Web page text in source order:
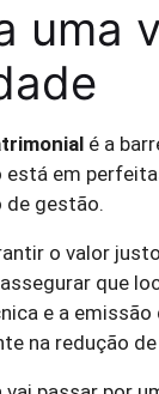
uma
é a
está em
de gestão.
o valor
que
e a
na redução